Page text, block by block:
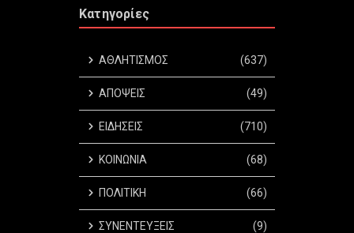
Κατηγορίες
ΑΘΛΗΤΙΣΜΟΣ (637)
ΑΠΟΨΕΙΣ (49)
ΕΙΔΗΣΕΙΣ (710)
ΚΟΙΝΩΝΙΑ (68)
ΠΟΛΙΤΙΚΗ (66)
ΣΥΝΕΝΤΕΥΞΕΙΣ (9)